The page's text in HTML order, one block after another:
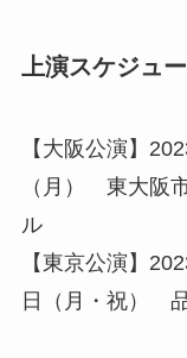
上演スケジュ
【大阪公演】
（月） 東大阪
ル
【東京公演】
日（月・祝）